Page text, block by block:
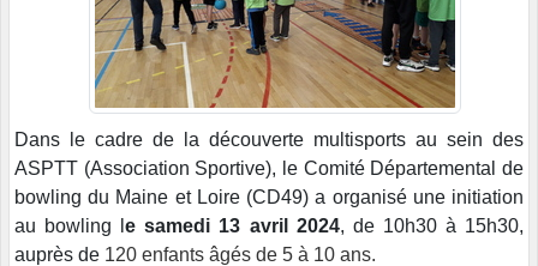
Dans le cadre de la découverte multisports au sein des
ASPTT (Association Sportive), le Comité Départemental de
bowling du Maine et Loire (CD49) a organisé une initiation
au bowling le samedi 13 avril 2024, de 10h30 à 15h30,
auprès de 120 enfants âgés de 5 à 10 ans.